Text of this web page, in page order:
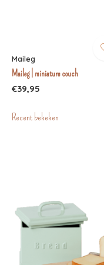
Maileg
Maileg | miniature couch
€39,95
Recent bekeken